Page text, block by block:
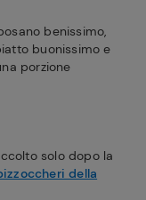
benissimo,
buonissimo e
porzione
solo dopo la
della